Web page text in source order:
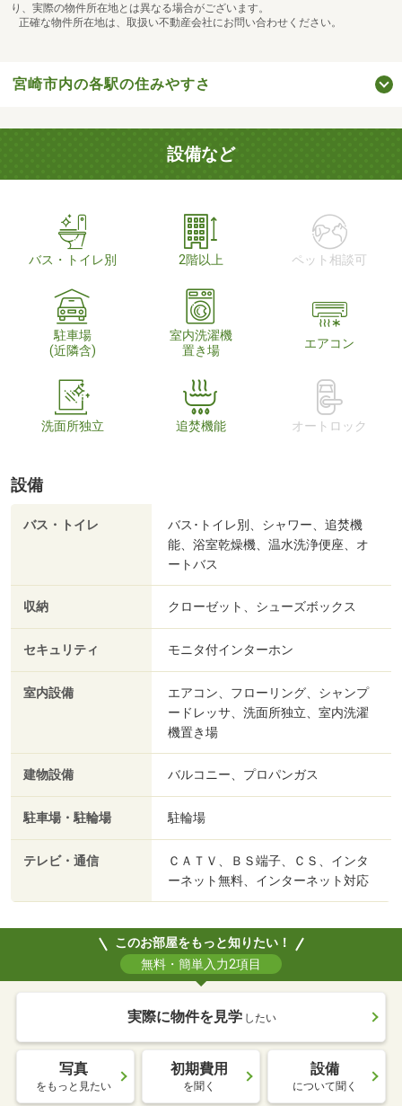
り、実際の物件所在地とは異なる場合がございます。
正確な物件所在地は、取扱い不動産会社にお問い合わせください。
宮崎市内の各駅の住みやすさ
設備など
バス・トイレ別 2階以上 ペット相談可
駐車場
(近隣含)
室内洗濯機
置き場
エアコン
洗面所独立 追焚機能 オートロック
設備
バス・トイレ
バス･トイレ別、シャワー、追焚機
能、浴室乾燥機、温水洗浄便座、オ
ートバス
収納 クローゼット、シューズボックス
セキュリティ モニタ付インターホン
室内設備
エアコン、フローリング、シャンプ
ードレッサ、洗面所独立、室内洗濯
機置き場
建物設備 バルコニー、プロパンガス
駐車場・駐輪場 駐輪場
テレビ・通信
ＣＡＴＶ、ＢＳ端子、ＣＳ、インタ
ーネット無料、インターネット対応
このお部屋をもっと知りたい！
無料・簡単入力2項目
実際に物件を見学 したい
写真
をもっと見たい
初期費用
を聞く
設備
について聞く